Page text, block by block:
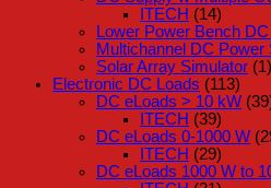
ITECH (14)
Lower Power Bench
Multichannel DC Power
Solar Array Simulator (1)
Electronic DC Loads (113)
DC eLoads > 10 kW
ITECH (39)
DC eLoads 0-1000 W
ITECH (29)
DC eLoads 1000 W to